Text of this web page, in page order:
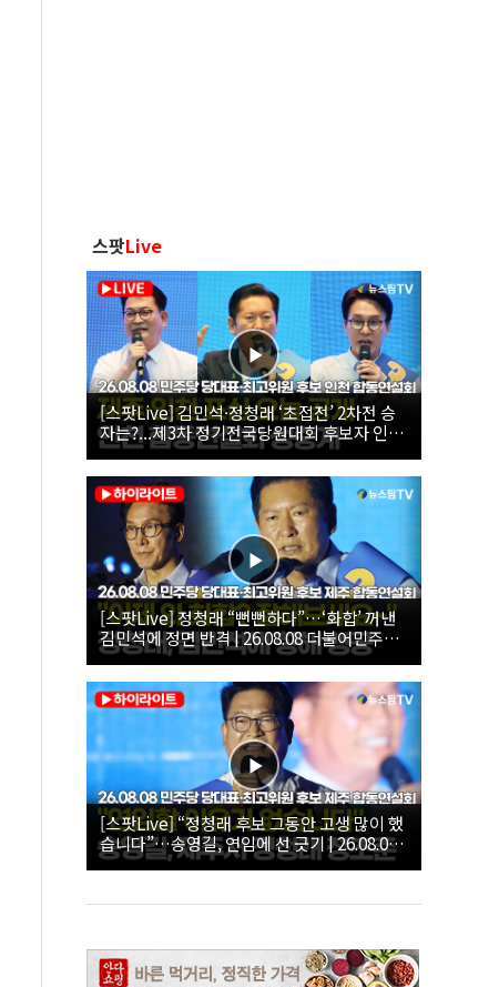
스팟Live
[스팟Live] 김민석·정청래 ‘초접전’ 2차전 승
자는?...제3차 정기전국당원대회 후보자 인천
합동연설회 생중계 | 26.08.08
[스팟Live] 정청래 “뻔뻔하다”…‘화합’ 꺼낸
김민석에 정면 반격 | 26.08.08 더불어민주당
당대표·최고위원 후보 제주 합동연설회
[스팟Live] “정청래 후보 그동안 고생 많이 했
습니다”…송영길, 연임에 선 긋기 | 26.08.08
더불어민주당 당대표·최고위원 후보 제주 합